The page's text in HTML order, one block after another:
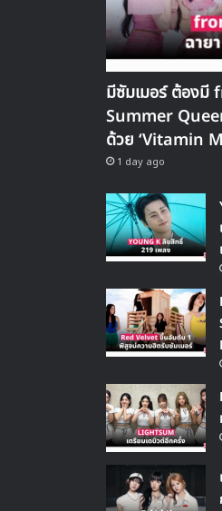
มีซัมเมอร์ ต้องมี
Summer
ด้วย ‘Vitamin
1 day ago